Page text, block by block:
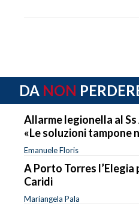
DA NON
Allarme legionella al
«Le soluzioni tampone
Emanuele Floris
A Porto Torres l’Elegia
Caridi
Mariangela Pala